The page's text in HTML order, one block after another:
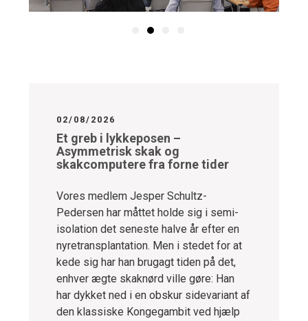
02/08/2026
Et greb i lykkeposen –
Asymmetrisk skak og
skakcomputere fra forne tider
Vores medlem Jesper Schultz-
Pedersen har måttet holde sig i semi-
isolation det seneste halve år efter en
nyretransplantation. Men i stedet for at
kede sig har han brugagt tiden på det,
enhver ægte skaknørd ville gøre: Han
har dykket ned i en obskur sidevariant af
den klassiske Kongegambit ved hjælp